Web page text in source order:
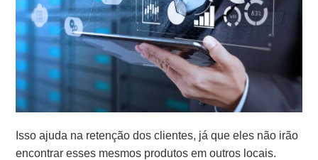
Isso ajuda na retenção dos clientes, já que eles não irão
encontrar esses mesmos produtos em outros locais.